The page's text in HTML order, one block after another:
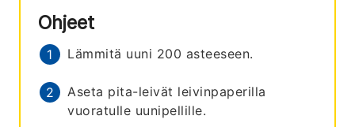
Ohjeet
Lämmitä uuni 200 asteeseen.
Aseta pita-leivät leivinpaperilla
vuoratulle uunipellille.